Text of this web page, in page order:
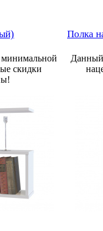
минимальной
скидки
Полка
Данный